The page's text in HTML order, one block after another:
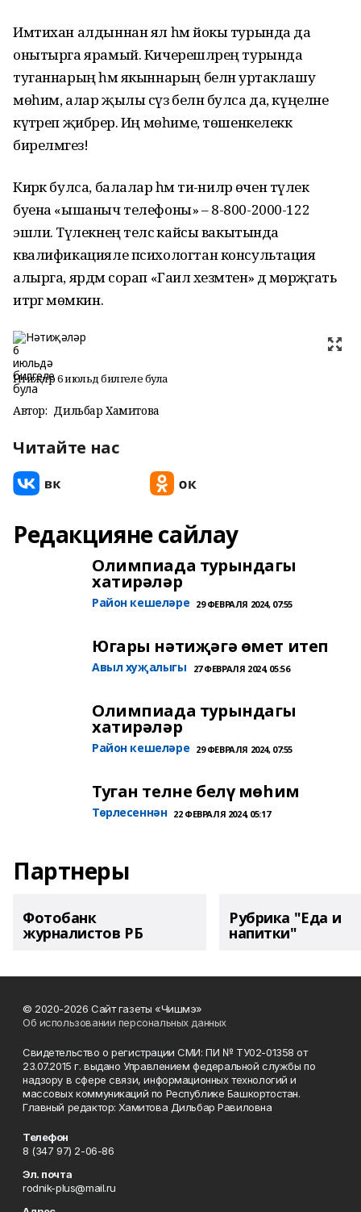
Имтихан алдыннан ял һәм йокы турында да
онытырга ярамый. Кичерешләрең турында
туганнарың һәм якыннарың белән уртаклашу
мөһим, алар җылы сүз белән булса да, күңелне
күтәреп җибәрер. Иң мөһиме, төшенкелеккә
бирелмәгез!
Кирәк булса, балалар һәм әти-әниләр өчен тәүлек
буена «ышаныч телефоны» – 8-800-2000-122
эшли. Тәүлекнең теләсә кайсы вакытында
квалификацияле психологтан консультация
алырга, ярдәм сорап «Гаилә хезмәтенә» дә мөрәҗәгать
итәргә мөмкин.
Нәтиҗәләр 6 июльдә билгеле була
Автор: Дильбар Хамитова
Читайте нас
Редакцияне сайлау
Олимпиада турындагы
хатирәләр
Район кешеләре 29 ФЕВРАЛЯ 2024, 07:55
Югары нәтиҗәгә өмет итеп
Авыл хуҗалыгы 27 ФЕВРАЛЯ 2024, 05:56
Олимпиада турындагы
хатирәләр
Район кешеләре 29 ФЕВРАЛЯ 2024, 07:55
Туган телне белү мөһим
Төрлесеннән 22 ФЕВРАЛЯ 2024, 05:17
Партнеры
Фотобанк
журналистов РБ
Рубрика "Еда и
напитки"
© 2020-2026 Сайт газеты «Чишмэ»
Об использовании персональных данных
Свидетельство о регистрации СМИ: ПИ № ТУ02-01358 от
23.07.2015 г. выдано Управлением федеральной службы по
надзору в сфере связи, информационных технологий и
массовых коммуникаций по Республике Башкортостан.
Главный редактор: Хамитова Дильбар Равиловна
Телефон
8 (347 97) 2-06-86
Эл. почта
rodnik-plus@mail.ru